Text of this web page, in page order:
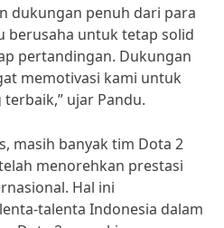
dukungan penuh dari para
berusaha untuk tetap solid
pertandingan. Dukungan
memotivasi kami untuk
ujar Pandu.
masih banyak tim Dota 2
menorehkan prestasi
Hal ini
talenta Indonesia dalam